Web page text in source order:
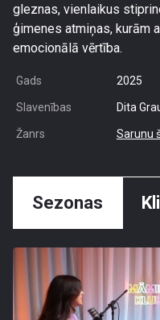
gleznas, vienlaikus
ģimenes atmiņas, kurām
emocionālā vērtība.
Gads 2025
Slavenības Dita
Žanrs Sarunu
Sezonas